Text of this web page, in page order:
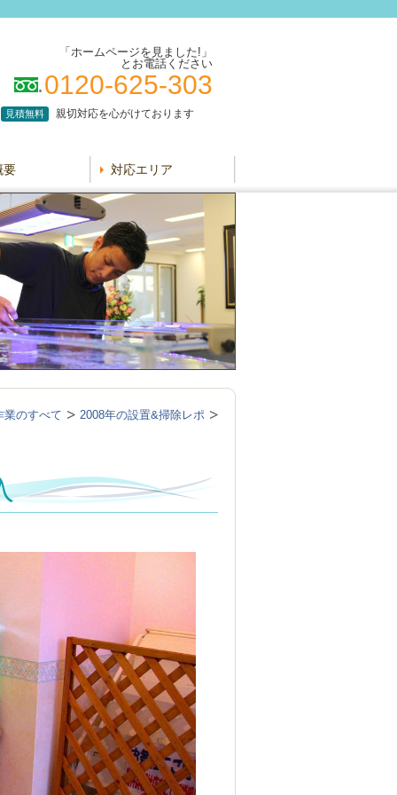
「ホームページを見ました!」
とお電話ください
0120-625-303
見積無料 親切対応を心がけております
要 対応エリア
業のすべて 2008年の設置&掃除レポ